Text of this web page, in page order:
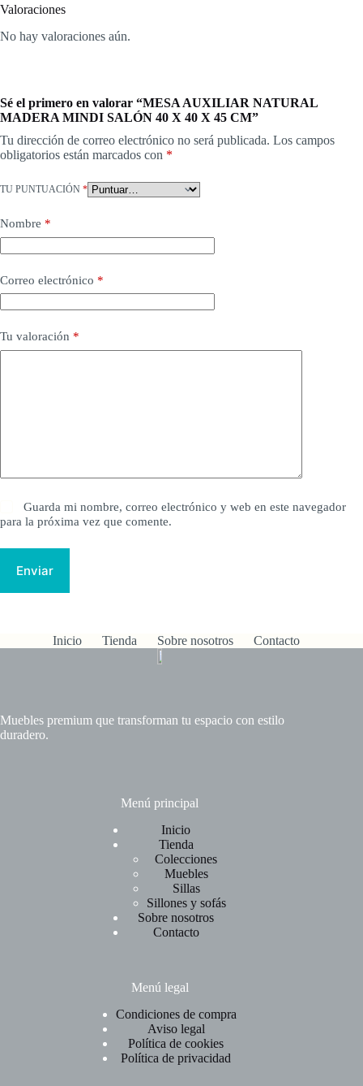
Valoraciones
No hay valoraciones aún.
Sé el primero en valorar “MESA AUXILIAR NATURAL
MADERA MINDI SALÓN 40 X 40 X 45 CM”
Tu dirección de correo electrónico no será publicada. Los campos
obligatorios están marcados con *
TU PUNTUACIÓN *
Nombre *
Correo electrónico *
Tu valoración *
Guarda mi nombre, correo electrónico y web en este navegador
para la próxima vez que comente.
Enviar
Inicio Tienda Sobre nosotros Contacto
Muebles premium que transforman tu espacio con estilo
duradero.
Menú principal
Inicio
Tienda
Colecciones
Muebles
Sillas
Sillones y sofás
Sobre nosotros
Contacto
Menú legal
Condiciones de compra
Aviso legal
Política de cookies
Política de privacidad